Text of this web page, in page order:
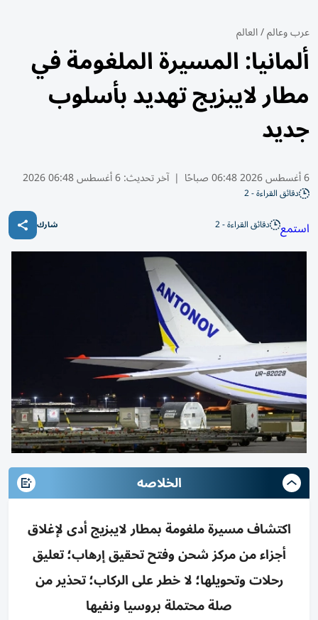
عرب وعالم/العالم
ألمانيا: المسيرة الملغومة في
مطار لايبزيج تهديد بأسلوب
جديد
6 أغسطس 2026 06:48 صباحًا | آخر تحديث:6 أغسطس 06:48 2026
دقائق القراءة - 2
استمع دقائق القراءة - 2 شارك
الخلاصه
اكتشاف مسيرة ملغومة بمطار لايبزيج أدى لإغلاق
أجزاء من مركز شحن وفتح تحقيق إرهاب؛ تعليق
رحلات وتحويلها؛ لا خطر على الركاب؛ تحذير من
صلة محتملة بروسيا ونفيها